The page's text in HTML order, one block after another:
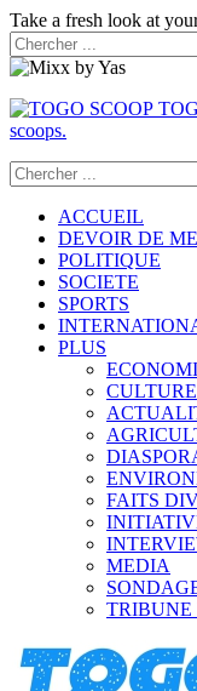
Take a fresh look at
scoops.
ACCUEIL
DEVOIR DE
POLITIQUE
SOCIETE
SPORTS
PLUS
CULTURE
FAITS
MEDIA
TRIBUNE